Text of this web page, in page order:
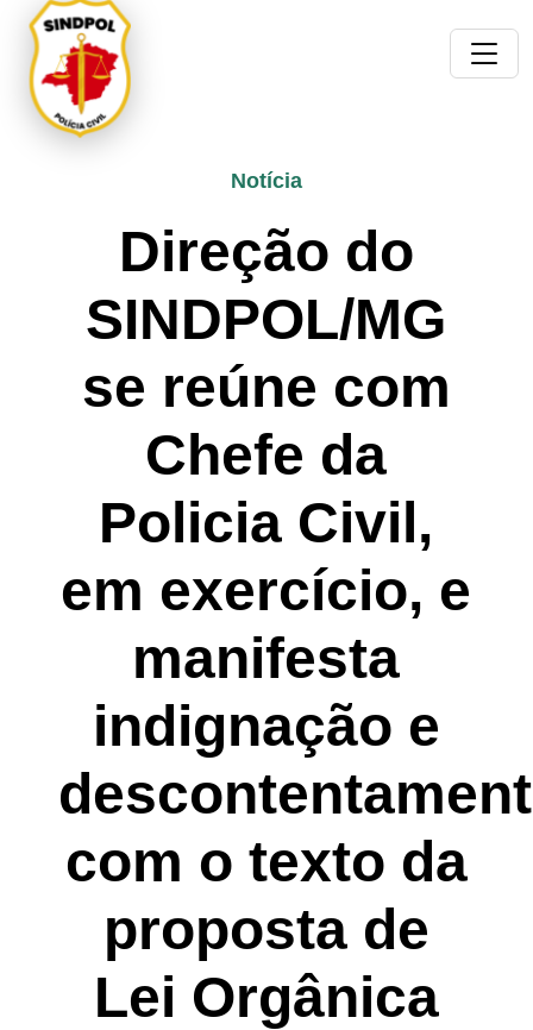
Notícia
Direção do
SINDPOL/MG
se reúne com
Chefe da
Policia Civil,
em exercício, e
manifesta
indignação e
com o texto da
proposta de
Lei Orgânica